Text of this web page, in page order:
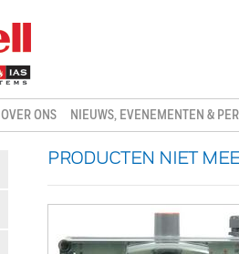
OVER ONS NIEUWS, EVENEMENTEN &
PRODUCTEN NIET